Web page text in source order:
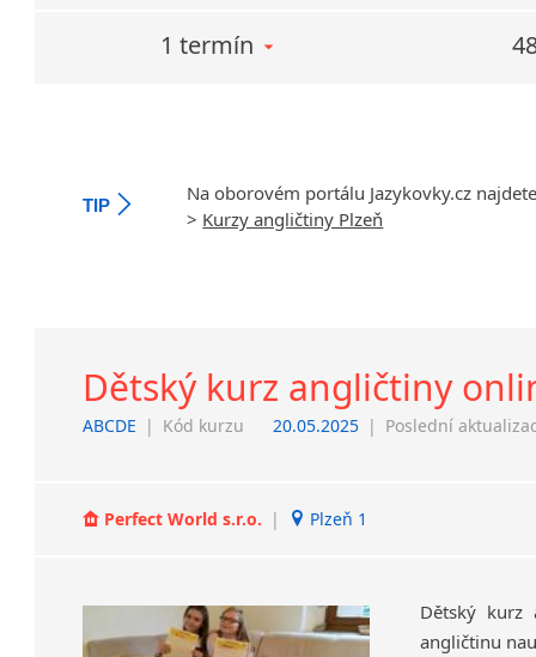
1 termín
TIP
Na oborovém portálu Jazykovky.cz
> Kurzy angličtiny Plzeň
Dětský kurz angličtiny
ABCDE | Kód kurzu 20.05.2025 | Poslední
Perfect World s.r.o. | Plzeň 1
Dětský kurz
angličtinu